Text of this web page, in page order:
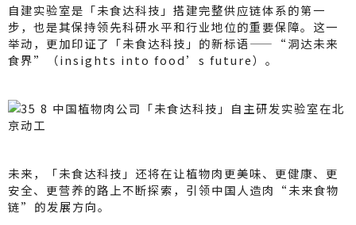
自建实验室是「未食达科技」搭建完整供应链体系的第一
步，也是其保持领先科研水平和行业地位的重要保障。这一
举动，更加印证了「未食达科技」的新标语——“洞达未来
食界”（insights into food’s future）。
未来，「未食达科技」还将在让植物肉更美味、更健康、更
安全、更营养的路上不断探索，引领中国人造肉“未来食物
链”的发展方向。